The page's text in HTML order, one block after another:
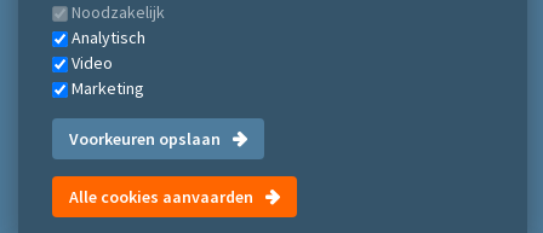
Gedragscode NRTO
Privacy Statement
Inschrijven nieuwsbrief
©Scobe Academy 2026
Noodzakelijk
Analytisch
Video
Marketing
Voorkeuren opslaan
Alle cookies aanvaarden